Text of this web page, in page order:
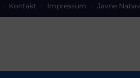
Kontakt Impressum Javne